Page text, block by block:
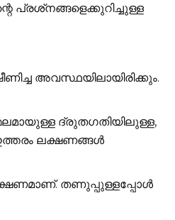
പ്രശ്‌നങ്ങളെക്കുറിച്ചുള്ള
അവസ്ഥയിലായിരിക്കും.
ദ്രുതഗതിയിലുള്ള,
ലക്ഷണങ്ങള്‍
തണുപ്പുള്ളപ്പോള്‍